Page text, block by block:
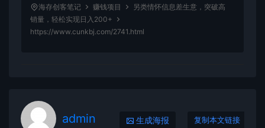
海存创客笔记 赚钱项目
另类情怀信息差生意，突破高
销量，轻松实现日入200+
https://www.cunkbj.com/2741.html
admin 生成海报 复制本文链接